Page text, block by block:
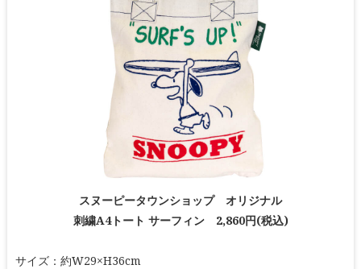
スヌーピータウンショップ オリジナル
刺繍A4トート サーフィン 2,860円(税込)
サイズ：約W29×H36cm